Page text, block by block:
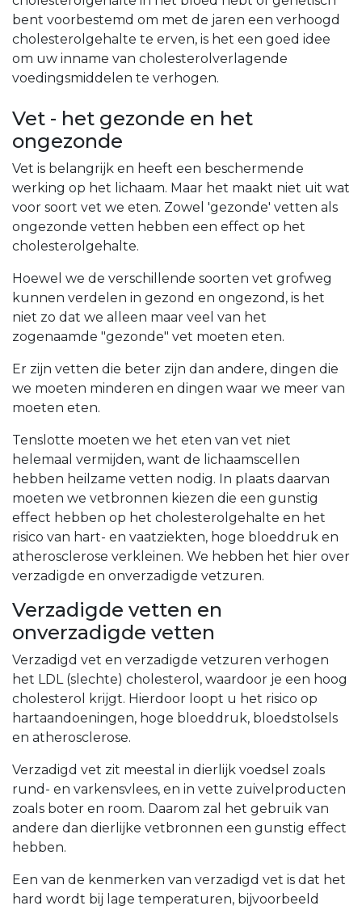
bent voorbestemd om met de jaren een verhoogd
cholesterolgehalte te erven, is het een goed idee
om uw inname van cholesterolverlagende
voedingsmiddelen te verhogen.
Vet - het gezonde en het
ongezonde
Vet is belangrijk en heeft een beschermende
werking op het lichaam. Maar het maakt niet uit wat
voor soort vet we eten. Zowel 'gezonde' vetten als
ongezonde vetten hebben een effect op het
cholesterolgehalte.
Hoewel we de verschillende soorten vet grofweg
kunnen verdelen in gezond en ongezond, is het
niet zo dat we alleen maar veel van het
zogenaamde "gezonde" vet moeten eten.
Er zijn vetten die beter zijn dan andere, dingen die
we moeten minderen en dingen waar we meer van
moeten eten.
Tenslotte moeten we het eten van vet niet
helemaal vermijden, want de lichaamscellen
hebben heilzame vetten nodig. In plaats daarvan
moeten we vetbronnen kiezen die een gunstig
effect hebben op het cholesterolgehalte en het
risico van hart- en vaatziekten, hoge bloeddruk en
atherosclerose verkleinen. We hebben het hier over
verzadigde en onverzadigde vetzuren.
Verzadigde vetten en
onverzadigde vetten
Verzadigd vet en verzadigde vetzuren verhogen
het LDL (slechte) cholesterol, waardoor je een hoog
cholesterol krijgt. Hierdoor loopt u het risico op
hartaandoeningen, hoge bloeddruk, bloedstolsels
en atherosclerose.
Verzadigd vet zit meestal in dierlijk voedsel zoals
rund- en varkensvlees, en in vette zuivelproducten
zoals boter en room. Daarom zal het gebruik van
andere dan dierlijke vetbronnen een gunstig effect
hebben.
Een van de kenmerken van verzadigd vet is dat het
hard wordt bij lage temperaturen, bijvoorbeeld